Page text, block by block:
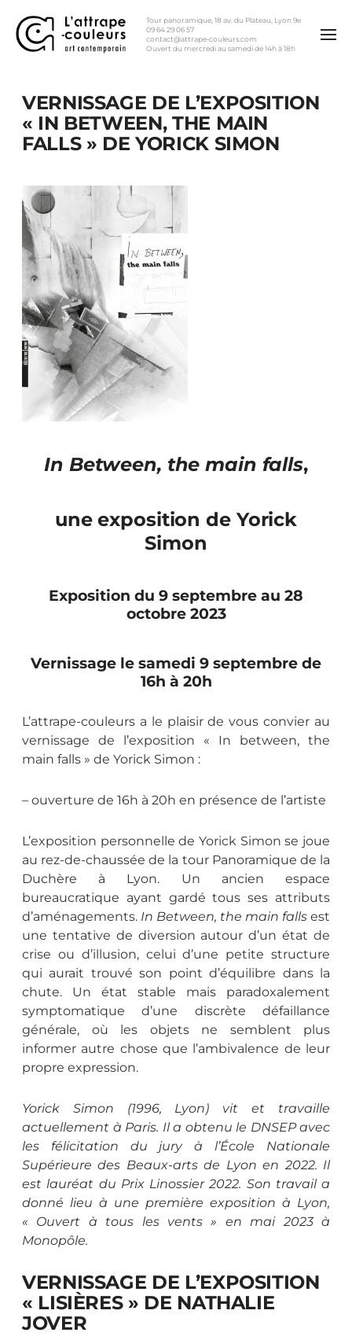
Tour panoramique, 18 av. du Plateau, Lyon 9e
09 64 29 06 57
contact@attrape-couleurs.com
Ouvert du mercredi au samedi de 14h à 18h
VERNISSAGE DE L’EXPOSITION
« IN BETWEEN, THE MAIN
FALLS » DE YORICK SIMON
In Between, the main falls,
une exposition de Yorick
Simon
Exposition du 9 septembre au 28
octobre 2023
Vernissage le samedi 9 septembre de
16h à 20h
L’attrape-couleurs a le plaisir de vous convier au
vernissage de l’exposition « In between, the
main falls » de Yorick Simon :
– ouverture de 16h à 20h en présence de l’artiste
L’exposition personnelle de Yorick Simon se joue
au rez-de-chaussée de la tour Panoramique de la
Duchère à Lyon. Un ancien espace
bureaucratique ayant gardé tous ses attributs
d’aménagements. In Between, the main falls est
une tentative de diversion autour d’un état de
crise ou d’illusion, celui d’une petite structure
qui aurait trouvé son point d’équilibre dans la
chute. Un état stable mais paradoxalement
symptomatique d’une discrète défaillance
générale, où les objets ne semblent plus
informer autre chose que l’ambivalence de leur
propre expression.
Yorick Simon (1996, Lyon) vit et travaille
actuellement à Paris. Il a obtenu le DNSEP avec
les félicitation du jury à l’École Nationale
Supérieure des Beaux-arts de Lyon en 2022. Il
est lauréat du Prix Linossier 2022. Son travail a
donné lieu à une première exposition à Lyon,
« Ouvert à tous les vents » en mai 2023 à
Monopôle.
VERNISSAGE DE L’EXPOSITION
« LISIÈRES » DE NATHALIE
JOVER